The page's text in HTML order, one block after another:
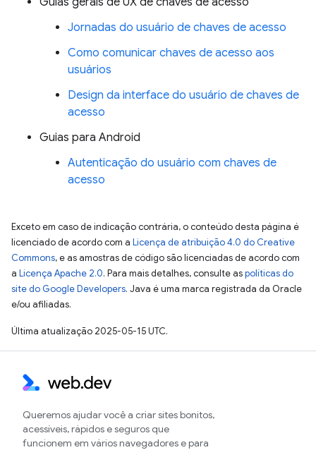
Jornadas do usuário de chaves de acesso
Como comunicar chaves de acesso aos
usuários
Design da interface do usuário de chaves de
acesso
Guias para Android
Autenticação do usuário com chaves de
acesso
Exceto em caso de indicação contrária, o conteúdo desta página é
licenciado de acordo com a Licença de atribuição 4.0 do Creative
Commons, e as amostras de código são licenciadas de acordo com
a Licença Apache 2.0. Para mais detalhes, consulte aspolíticas do
site do Google Developers. Java é uma marca registrada da Oracle
e/ou afiliadas.
Última atualização 2025-05-15 UTC.
Queremos ajudar você a criar sites bonitos,
acessíveis, rápidos e seguros que
funcionem em vários navegadores e para